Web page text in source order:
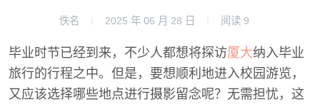
佚名 2025 年 06 月 28 日 阅读 9
毕业时节已经到来，不少人都想将探访厦大纳入毕业
旅行的行程之中。但是，要想顺利地进入校园游览，
又应该选择哪些地点进行摄影留念呢？无需担忧，这